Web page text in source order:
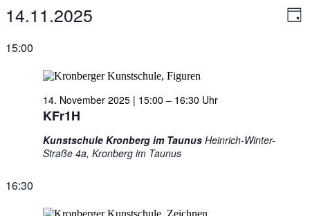
Veranstaltungen
für
November
Tag
14.11.2025
wählen.
15:00
KFr1H
14. November 2025 | 15:00 – 16:30
Kunstschule Kronberg im Taunus Heinrich-Winter-
Straße 4a, Kronberg im Taunus
16:30